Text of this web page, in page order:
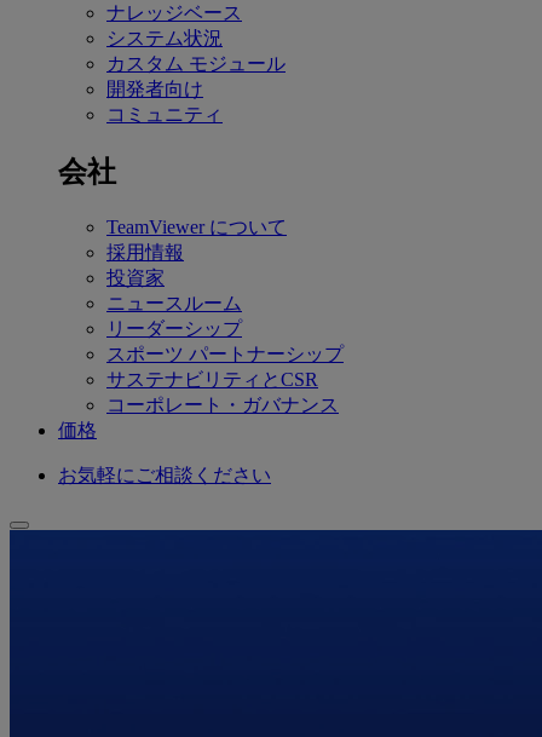
ナレッジベース
システム状況
カスタム モジュール
開発者向け
コミュニティ
会社
TeamViewer について
採用情報
投資家
ニュースルーム
リーダーシップ
スポーツ パートナーシップ
サステナビリティとCSR
コーポレート・ガバナンス
価格
お気軽にご相談ください